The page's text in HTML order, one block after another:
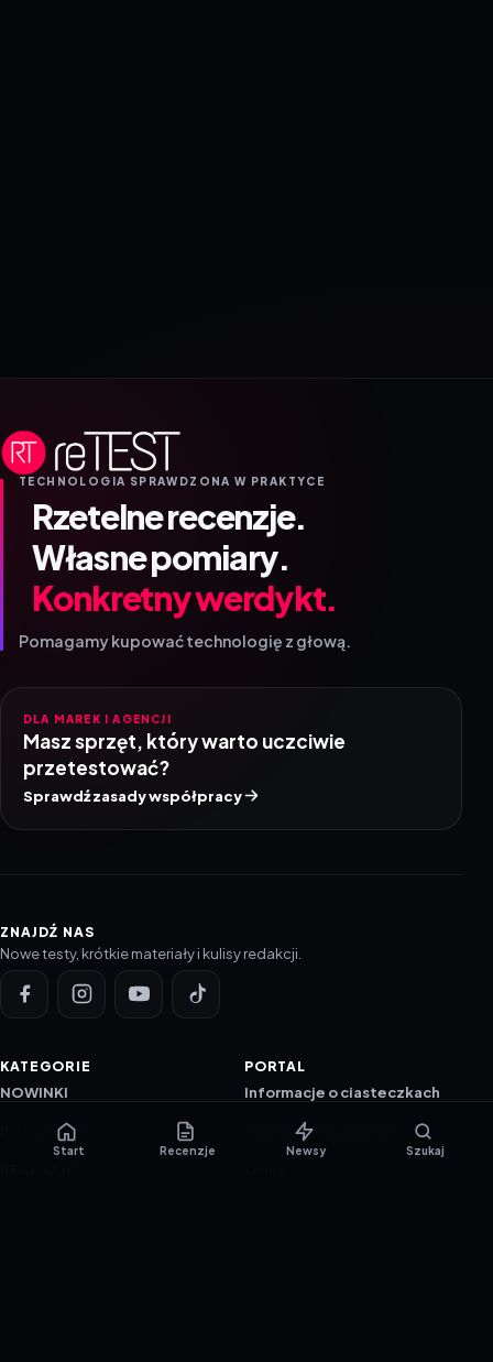
TECHNOLOGIA SPRAWDZONA W PRAKTYCE
Rzetelne recenzje.
Własne pomiary.
Konkretny werdykt.
Pomagamy kupować technologię z głową.
DLA MAREK I AGENCJI
Masz sprzęt, który warto uczciwie
przetestować?
Sprawdź zasady współpracy
ZNAJDŹ NAS
Nowe testy, krótkie materiały i kulisy redakcji.
KATEGORIE
NOWINKI
PORADNIKI
PORTAL
Informacje o ciasteczkach
Polityka prywatności
Start Recenzje Newsy Szukaj